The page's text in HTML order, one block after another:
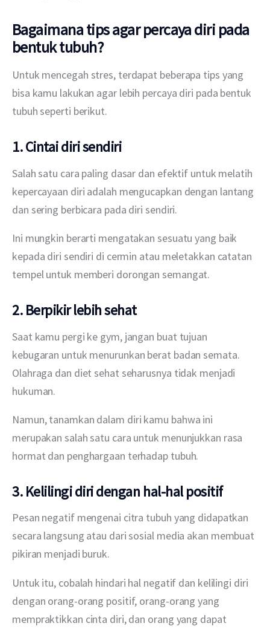
Bagaimana tips agar percaya diri pada
bentuk tubuh?
Untuk mencegah stres, terdapat beberapa tips yang
bisa kamu lakukan agar lebih percaya diri pada bentuk
tubuh seperti berikut.
1. Cintai diri sendiri
Salah satu cara paling dasar dan efektif untuk melatih
kepercayaan diri adalah mengucapkan dengan lantang
dan sering berbicara pada diri sendiri.
Ini mungkin berarti mengatakan sesuatu yang baik
kepada diri sendiri di cermin atau meletakkan catatan
tempel untuk memberi dorongan semangat.
2. Berpikir lebih sehat
Saat kamu pergi ke gym, jangan buat tujuan
kebugaran untuk menurunkan berat badan semata.
Olahraga dan diet sehat seharusnya tidak menjadi
hukuman.
Namun, tanamkan dalam diri kamu bahwa ini
merupakan salah satu cara untuk menunjukkan rasa
hormat dan penghargaan terhadap tubuh.
3. Kelilingi diri dengan hal-hal positif
Pesan negatif mengenai citra tubuh yang didapatkan
secara langsung atau dari sosial media akan membuat
pikiran menjadi buruk.
Untuk itu, cobalah hindari hal negatif dan kelilingi diri
dengan orang-orang positif, orang-orang yang
mempraktikkan cinta diri, dan orang yang dapat